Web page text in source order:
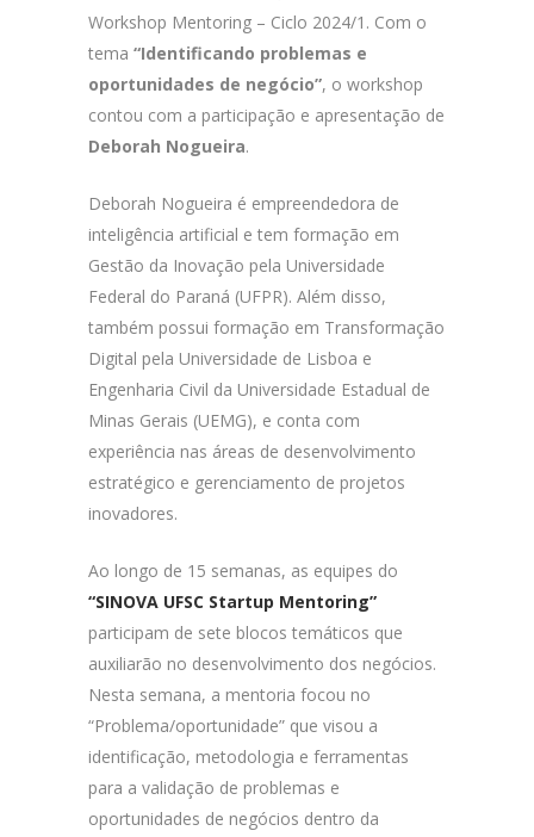
Workshop Mentoring – Ciclo 2024/1. Com o
tema “Identificando problemas e
oportunidades de negócio”, o workshop
contou com a participação e apresentação de
Deborah Nogueira.
Deborah Nogueira é empreendedora de
inteligência artificial e tem formação em
Gestão da Inovação pela Universidade
Federal do Paraná (UFPR). Além disso,
também possui formação em Transformação
Digital pela Universidade de Lisboa e
Engenharia Civil da Universidade Estadual de
Minas Gerais (UEMG), e conta com
experiência nas áreas de desenvolvimento
estratégico e gerenciamento de projetos
inovadores.
Ao longo de 15 semanas, as equipes do
“SINOVA UFSC Startup Mentoring”
participam de sete blocos temáticos que
auxiliarão no desenvolvimento dos negócios.
Nesta semana, a mentoria focou no
“Problema/oportunidade” que visou a
identificação, metodologia e ferramentas
para a validação de problemas e
oportunidades de negócios dentro da